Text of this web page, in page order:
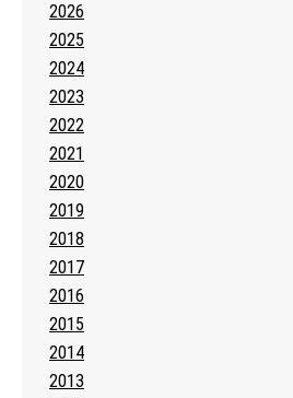
2026
2025
2024
2023
2022
2021
2020
2019
2018
2017
2016
2015
2014
2013